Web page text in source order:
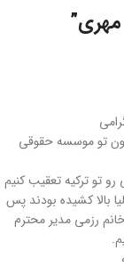
”
تو موسسه حقوقی
تو ترکیه تعقیب کنیم
بالا کشیده بودند پس
رزمی مدیر محترم